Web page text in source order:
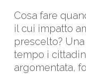
Cosa fare
il cui impatto
prescelto?
tempo i
argomentata,